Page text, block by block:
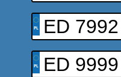
ED 7992
ED 9999